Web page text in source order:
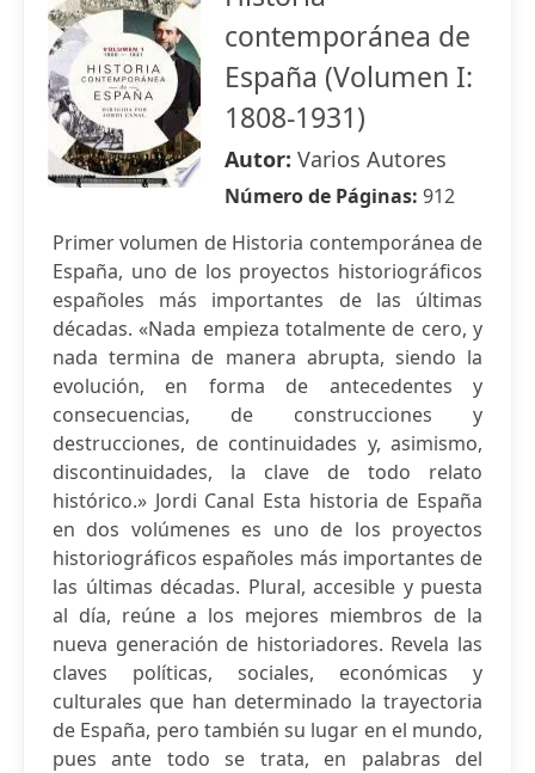
contemporánea de
España (Volumen I:
1808-1931)
Autor: Varios Autores
Número de Páginas: 912
Primer volumen de Historia contemporánea de
España, uno de los proyectos historiográficos
españoles más importantes de las últimas
décadas. «Nada empieza totalmente de cero, y
nada termina de manera abrupta, siendo la
evolución, en forma de antecedentes y
consecuencias, de construcciones y
destrucciones, de continuidades y, asimismo,
discontinuidades, la clave de todo relato
histórico.» Jordi Canal Esta historia de España
en dos volúmenes es uno de los proyectos
historiográficos españoles más importantes de
las últimas décadas. Plural, accesible y puesta
al día, reúne a los mejores miembros de la
nueva generación de historiadores. Revela las
claves políticas, sociales, económicas y
culturales que han determinado la trayectoria
de España, pero también su lugar en el mundo,
pues ante todo se trata, en palabras del